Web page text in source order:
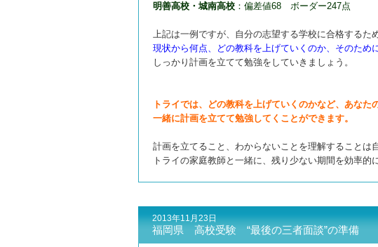
明善高校・城南高校 ：偏差値68 ボーダー247点
上記は一例ですが、自分の志望する学校に合格するため
現状から何点、どの教科を上げていくのか、そのため
しっかり計画を立てて勉強をしていきましょう。
トライでは、どの教科を上げていくのかなど、あなた
一緒に計画を立てて勉強してくことができます。
計画を立てること、わからないことを理解することは
トライの家庭教師と一緒に、残り少ない期間を効率的
2013年11月23日
福岡県 高校受験 “最後の三者面談”の準備